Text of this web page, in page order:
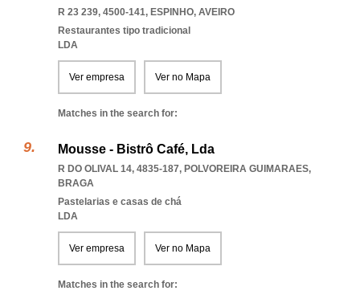
R 23 239, 4500-141, ESPINHO, AVEIRO
Restaurantes tipo tradicional
LDA
Ver empresa Ver no Mapa
Matches in the search for:
Mousse - Bistrô Café, Lda
R DO OLIVAL 14, 4835-187, POLVOREIRA GUIMARAES,
BRAGA
Pastelarias e casas de chá
LDA
Ver empresa Ver no Mapa
Matches in the search for: